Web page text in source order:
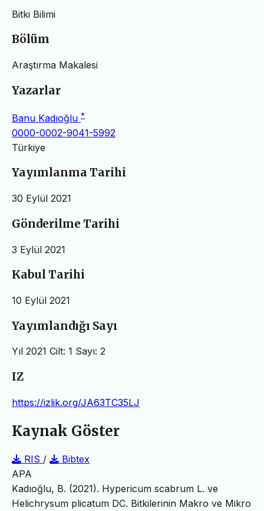
Bitki Bilimi
Bölüm
Araştırma Makalesi
Yazarlar
Banu Kadıoğlu *
0000-0002-9041-5992
Türkiye
Yayımlanma Tarihi
30 Eylül 2021
Gönderilme Tarihi
3 Eylül 2021
Kabul Tarihi
10 Eylül 2021
Yayımlandığı Sayı
Yıl 2021 Cilt: 1 Sayı: 2
IZ
https://izlik.org/JA63TC35LJ
Kaynak Göster
RIS /
Bibtex
APA
Kadıoğlu, B. (2021). Hypericum scabrum L. ve
Helichrysum plicatum DC. Bitkilerinin Makro ve Mikro